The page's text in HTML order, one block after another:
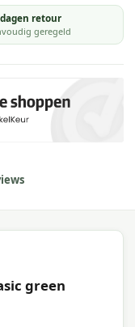
retour
geregeld
green